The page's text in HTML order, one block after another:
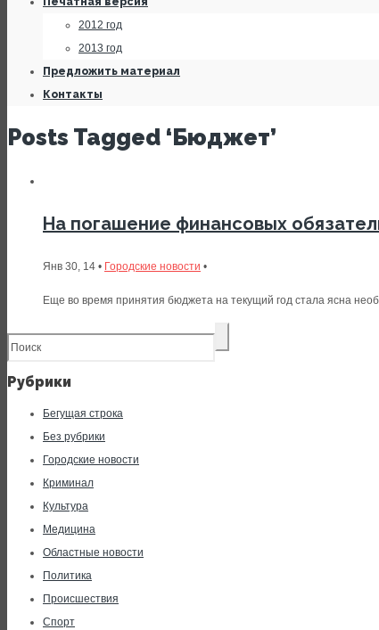
2012 год
2013 год
Предложить материал
Контакты
Posts Tagged ‘Бюджет’
На погашение финансовых
Янв 30, 14 • Городские новости •
Еще во время принятия бюджета на текущий год стала ясна
Рубрики
Бегущая строка
Без рубрики
Городские новости
Криминал
Культура
Медицина
Областные новости
Политика
Происшествия
Спорт